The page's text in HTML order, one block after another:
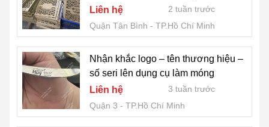
Liên hệ
2 tuần trước
Quận Tân Bình
TP.Hồ Chí Minh
Nhận khắc logo – tên thương hiệu –
số seri lên dụng cụ làm móng
Liên hệ
3 tuần trước
Quận 3
TP.Hồ Chí Minh